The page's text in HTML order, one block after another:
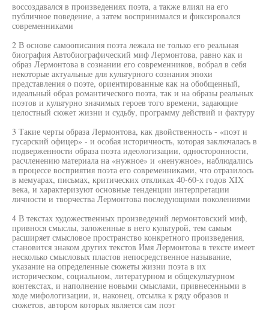
воссоздавался в произведениях поэта, а также влиял на его
публичное поведение, а затем воспринимался и фиксировался
современниками
2 В основе самоописания поэта лежала не только его реальная
биография Автобиографический миф Лермонтова, равно как и
образ Лермонтова в сознании его современников, вобрал в себя
некоторые актуальные для культурного сознания эпохи
представления о поэте, ориентированные как на обобщенный,
идеальный образ романтического поэта, так и на образы реальных
поэтов и культурно значимых героев того времени, задающие
целостный сюжет жизни и судьбу, программу действий и фактуру
3 Такие черты образа Лермонтова, как двойственность - «поэт и
гусарский офицер» - и особая историчность, которая заключалась в
подверженности образа поэта идеологизации, односторонности,
расчленению материала на «нужное» и «ненужное», наблюдались
в процессе восприятия поэта его современниками, что отразилось
в мемуарах, письмах, критических откликах 40-60-х годов XIX
века, и характеризуют основные тенденции интерпретации
личности и творчества Лермонтова последующими поколениями
4 В текстах художественных произведений лермонтовский миф,
привнося смыслы, заложенные в него культурой, тем самым
расширяет смысловое пространство конкретного произведения,
становится знаком других текстов Имя Лермонтова в тексте имеет
несколько смысловых пластов непосредственное называние,
указание на определенные сюжеты жизни поэта в их
историческом, социальном, литературном и общекультурном
контекстах, и наполнение новыми смыслами, привнесенными в
ходе мифологизации, и, наконец, отсылка к ряду образов и
сюжетов, автором которых является сам поэт